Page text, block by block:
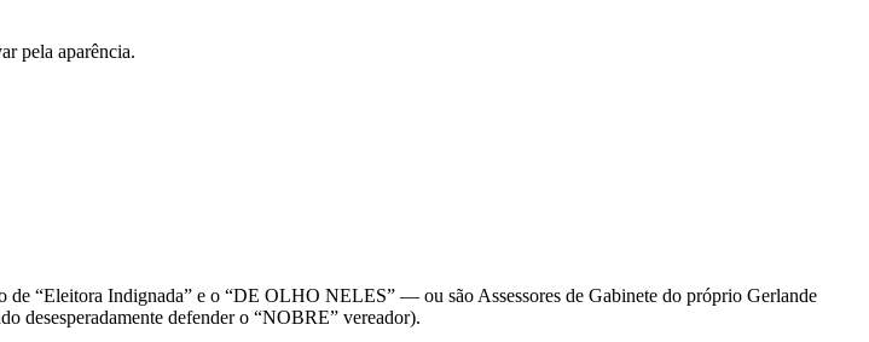
pela aparência.
de “Eleitora Indignada” e o “DE OLHO NELES” — ou são Assessores de Gabinete do próprio Gerlande
desesperadamente defender o “NOBRE” vereador).